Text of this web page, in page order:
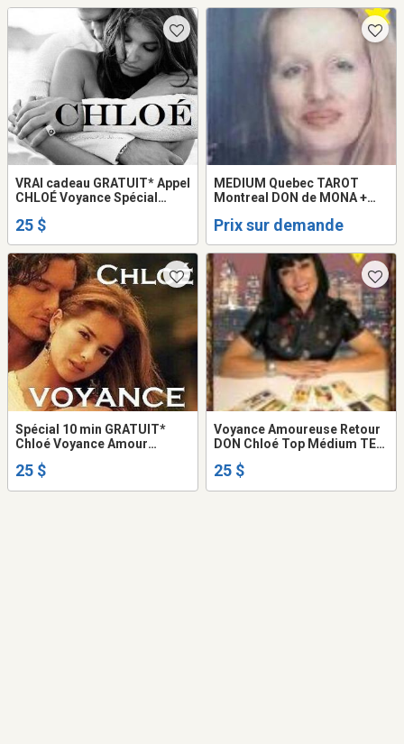
VRAI cadeau GRATUIT* Appel
CHLOÉ Voyance Spécial
couple Prédictions 2026
100% JUSTE Chloé Tel: 514-
969-2563
25 $
MEDIUM Quebec TAROT
Montreal DON de MONA +
TAROT LOVE PSYCHIC
READING
Prix sur demande
Spécial 10 min GRATUIT*
Chloé Voyance Amour
Vérité Réponse CLAIRE en
25 $
Voyance Amoureuse Retour
DON Chloé Top Médium TEL:
25 $